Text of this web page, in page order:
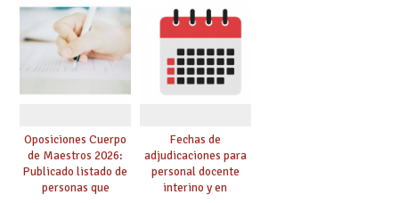
prácticas, se regulan
dichas prácticas y se
convoca acto público
de adjudicación
Cuerpo de Maestros
de especialidades
convocadas a
oposición
Oposiciones Cuerpo
de Maestros 2026:
Publicado listado de
personas que
Fechas de
adjudicaciones para
personal docente
interino y en